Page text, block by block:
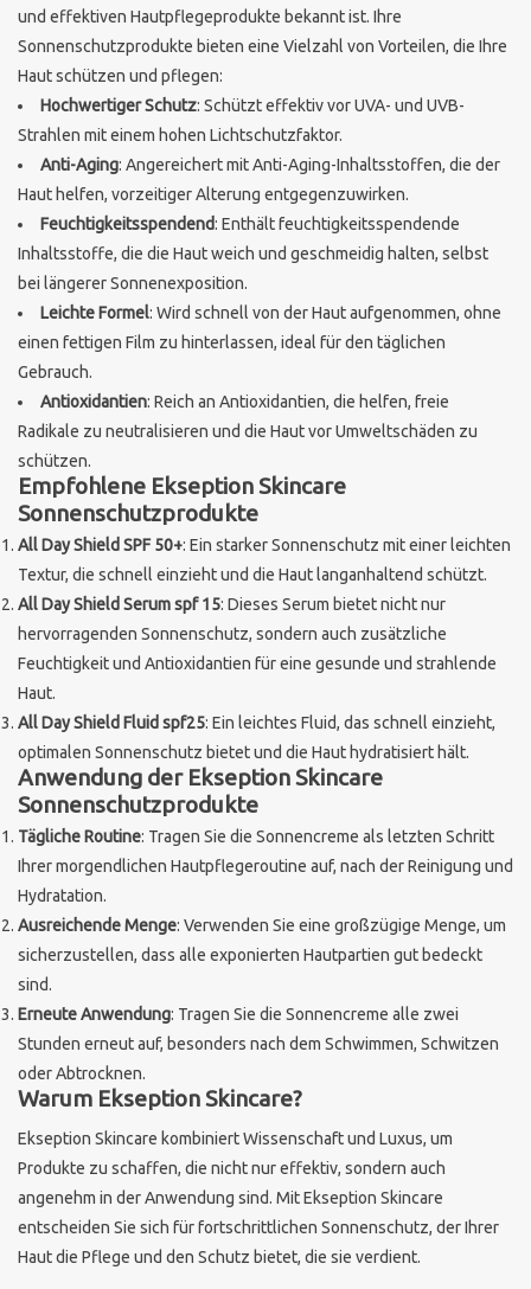
Fusion Meso
PCA SKINCARE
Ekseption Skincare
Marken
und effektiven Hautpflegeprodukte bekannt ist. Ihre
Sonnenschutzprodukte bieten eine Vielzahl von Vorteilen, die Ihre
Haut schützen und pflegen:
Hochwertiger Schutz: Schützt effektiv vor UVA- und UVB-
Strahlen mit einem hohen Lichtschutzfaktor.
Anti-Aging: Angereichert mit Anti-Aging-Inhaltsstoffen, die der
Haut helfen, vorzeitiger Alterung entgegenzuwirken.
Feuchtigkeitsspendend: Enthält feuchtigkeitsspendende
Inhaltsstoffe, die die Haut weich und geschmeidig halten, selbst
bei längerer Sonnenexposition.
Leichte Formel: Wird schnell von der Haut aufgenommen, ohne
einen fettigen Film zu hinterlassen, ideal für den täglichen
Gebrauch.
Antioxidantien: Reich an Antioxidantien, die helfen, freie
Radikale zu neutralisieren und die Haut vor Umweltschäden zu
schützen.
Empfohlene Ekseption Skincare
Sonnenschutzprodukte
All Day Shield SPF 50+: Ein starker Sonnenschutz mit einer leichten
Textur, die schnell einzieht und die Haut langanhaltend schützt.
All Day Shield Serum spf 15: Dieses Serum bietet nicht nur
hervorragenden Sonnenschutz, sondern auch zusätzliche
Feuchtigkeit und Antioxidantien für eine gesunde und strahlende
Haut.
All Day Shield Fluid spf25: Ein leichtes Fluid, das schnell einzieht,
optimalen Sonnenschutz bietet und die Haut hydratisiert hält.
Anwendung der Ekseption Skincare
Sonnenschutzprodukte
Tägliche Routine: Tragen Sie die Sonnencreme als letzten Schritt
Ihrer morgendlichen Hautpflegeroutine auf, nach der Reinigung und
Hydratation.
Ausreichende Menge: Verwenden Sie eine großzügige Menge, um
sicherzustellen, dass alle exponierten Hautpartien gut bedeckt
sind.
Erneute Anwendung: Tragen Sie die Sonnencreme alle zwei
Stunden erneut auf, besonders nach dem Schwimmen, Schwitzen
oder Abtrocknen.
Warum Ekseption Skincare?
Ekseption Skincare kombiniert Wissenschaft und Luxus, um
Produkte zu schaffen, die nicht nur effektiv, sondern auch
angenehm in der Anwendung sind. Mit Ekseption Skincare
entscheiden Sie sich für fortschrittlichen Sonnenschutz, der Ihrer
Haut die Pflege und den Schutz bietet, die sie verdient.